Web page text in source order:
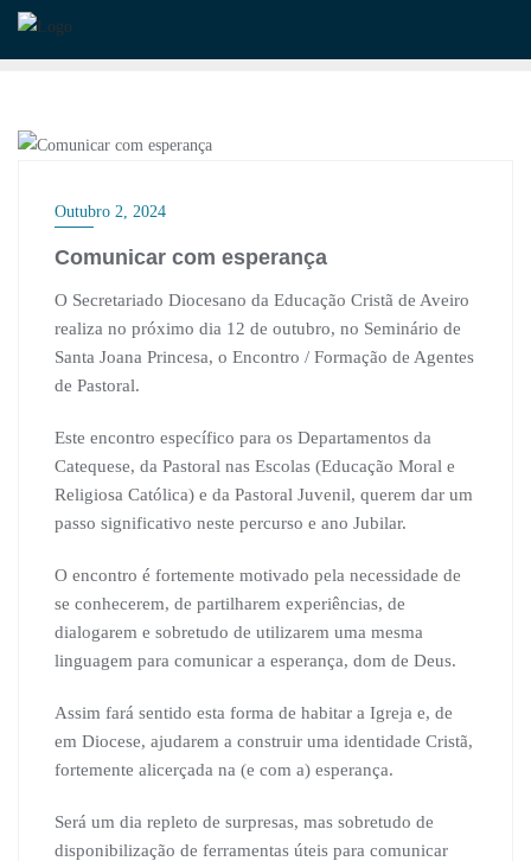
Skip
Outubro 2, 2024
Comunicar com esperança
O Secretariado Diocesano da Educação Cristã de Aveiro
realiza no próximo dia 12 de outubro, no Seminário de
Santa Joana Princesa, o Encontro / Formação de Agentes
de Pastoral.
Este encontro específico para os Departamentos da
Catequese, da Pastoral nas Escolas (Educação Moral e
Religiosa Católica) e da Pastoral Juvenil, querem dar um
passo significativo neste percurso e ano Jubilar.
O encontro é fortemente motivado pela necessidade de
se conhecerem, de partilharem experiências, de
dialogarem e sobretudo de utilizarem uma mesma
linguagem para comunicar a esperança, dom de Deus.
Assim fará sentido esta forma de habitar a Igreja e, de
em Diocese, ajudarem a construir uma identidade Cristã,
fortemente alicerçada na (e com a) esperança.
Será um dia repleto de surpresas, mas sobretudo de
disponibilização de ferramentas úteis para comunicar